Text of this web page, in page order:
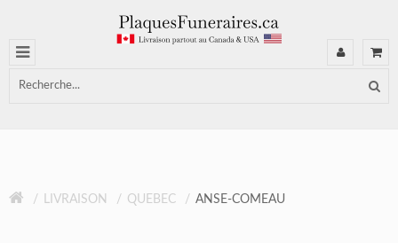
LIVRAISON QUEBEC ANSE-COMEAU